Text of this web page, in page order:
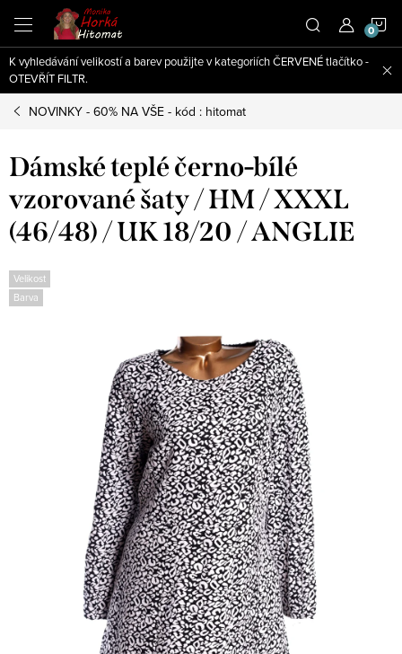
obsah
K vyhledávání velikostí a barev použijte v kategoriích ČERVENÉ tlačítko -
OTEVŘÍT FILTR.
NOVINKY - 60% NA VŠE - kód : hitomat
Dámské teplé černo-bílé
vzorované šaty / HM / XXXL
(46/48) / UK 18/20 / ANGLIE
Velikost
Barva